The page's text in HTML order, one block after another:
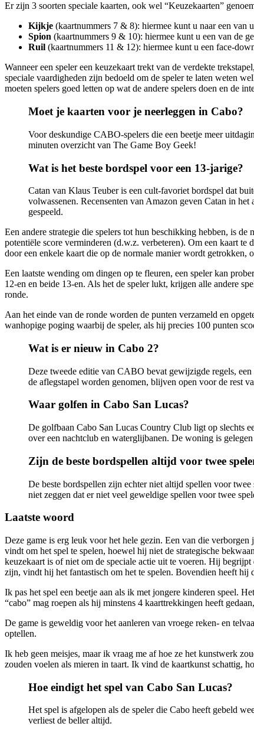
Er zijn 3 soorten speciale kaarten, ook wel “Keuzekaarten”
Kijkje (kaartnummers 7 & 8): hiermee kunt u naar een van
Spion (kaartnummers 9 & 10): hiermee kunt u een van de
Ruil (kaartnummers 11 & 12): hiermee kunt u een face-
Wanneer een speler een keuzekaart trekt van de verdekte
speciale vaardigheden zijn bedoeld om de speler te laten weten
moeten spelers goed letten op wat de andere spelers doen en de
Moet je kaarten voor je neerleggen in Cabo?
Voor deskundige CABO-spelers die een beetje meer
minuten overzicht van The Game Boy Geek!
Wat is het beste bordspel voor een 13-jarige?
Catan van Klaus Teuber is een cult-favoriet bordspel dat
volwassenen. Recensenten van Amazon geven Catan in
gespeeld.
Een andere strategie die spelers tot hun beschikking hebben, is
potentiële score verminderen (d.w.z. verbeteren). Om een ​​kaart
door een enkele kaart die op de normale manier wordt getrokken,
Een laatste wending om dingen op te fleuren, een speler kan
12-en en beide 13-en. Als het de speler lukt, krijgen alle andere
ronde.
Aan het einde van de ronde worden de punten verzameld en
wanhopige poging waarbij de speler, als hij precies 100 punten
Wat is er nieuw in Cabo 2?
Deze tweede editie van CABO bevat gewijzigde regels,
de aflegstapel worden genomen, blijven open voor de rest
Waar golfen in Cabo San Lucas?
De golfbaan Cabo San Lucas Country Club ligt op slechts
over een nachtclub en waterglijbanen. De woning is
Zijn de beste bordspellen altijd voor twee
De beste bordspellen zijn echter niet altijd spellen voor
niet zeggen dat er niet veel geweldige spellen voor twee
Laatste woord
Deze game is erg leuk voor het hele gezin. Een van die
vindt om het spel te spelen, hoewel hij niet de strategische
keuzekaart is of niet om de speciale actie uit te voeren. Hij
zijn, vindt hij het fantastisch om het te spelen. Bovendien heeft hij
Ik pas het spel een beetje aan als ik met jongere kinderen speel.
“cabo” mag roepen als hij minstens 4 kaarttrekkingen heeft
De game is geweldig voor het aanleren van vroege reken- en
optellen.
Ik heb geen meisjes, maar ik vraag me af hoe ze het kunstwerk
zouden voelen als mieren in taart. Ik vind de kaartkunst schattig,
Hoe eindigt het spel van Cabo San Lucas?
Het spel is afgelopen als de speler die Cabo heeft gebeld
verliest de beller altijd.